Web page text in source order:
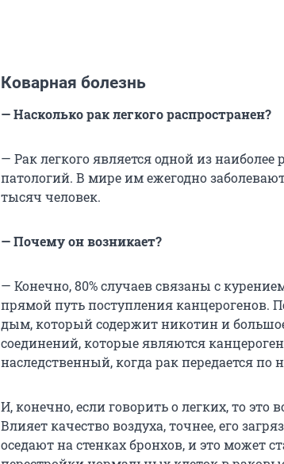
Коварная болезнь
— Насколько рак легкого распространен?
— Рак легкого является одной из
патологий. В мире им ежегодно
тысяч человек.
— Почему он возникает?
— Конечно, 80% случаев связаны с
прямой путь поступления канцерогенов.
дым, который содержит никотин и
соединений, которые являются
наследственный, когда рак передается по
И, конечно, если говорить о легких, то
Влияет качество воздуха, точнее, его
оседают на стенках бронхов, и это может